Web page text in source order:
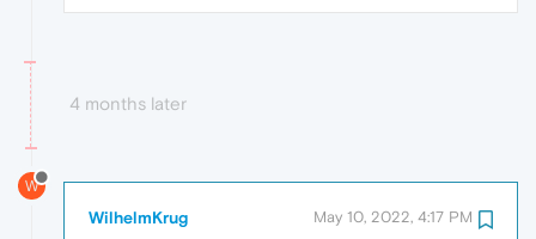
4 months later
W
WilhelmKrug May 10, 2022, 4:17 PM